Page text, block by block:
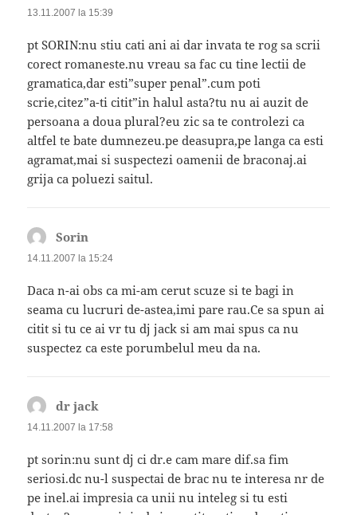
13.11.2007 la 15:39
pt SORIN:nu stiu cati ani ai dar invata te rog sa scrii
corect romaneste.nu vreau sa fac cu tine lectii de
gramatica,dar esti”super penal”.cum poti
scrie,citez”a-ti citit”in halul asta?tu nu ai auzit de
persoana a doua plural?eu zic sa te controlezi ca
altfel te bate dumnezeu.pe deasupra,pe langa ca esti
agramat,mai si suspectezi oamenii de braconaj.ai
grija ca poluezi saitul.
Sorin
14.11.2007 la 15:24
Daca n-ai obs ca mi-am cerut scuze si te bagi in
seama cu lucruri de-astea,imi pare rau.Ce sa spun ai
citit si tu ce ai vr tu dj jack si am mai spus ca nu
suspectez ca este porumbelul meu da na.
dr jack
14.11.2007 la 17:58
pt sorin:nu sunt dj ci dr.e cam mare dif.sa fim
seriosi.dc nu-l suspectai de brac nu te interesa nr de
pe inel.ai impresia ca unii nu inteleg si tu esti